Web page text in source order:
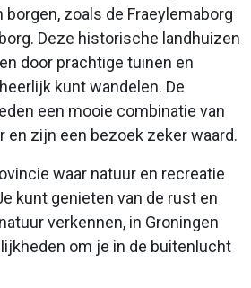
borgen, zoals de Fraeylemaborg
Deze historische landhuizen
door prachtige tuinen en
kunt wandelen. De
een mooie combinatie van
en zijn een bezoek zeker waard.
waar natuur en recreatie
kunt genieten van de rust en
verkennen, in Groningen
om je in de buitenlucht